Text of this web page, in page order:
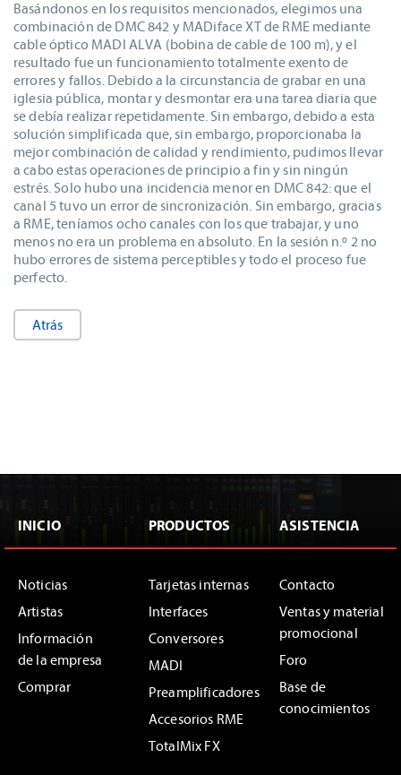
Basándonos en los requisitos mencionados, elegimos una
combinación de DMC 842 y MADiface XT de RME mediante
cable óptico MADI ALVA (bobina de cable de 100 m), y el
resultado fue un funcionamiento totalmente exento de
errores y fallos. Debido a la circunstancia de grabar en una
iglesia pública, montar y desmontar era una tarea diaria que
se debía realizar repetidamente. Sin embargo, debido a esta
solución simplificada que, sin embargo, proporcionaba la
mejor combinación de calidad y rendimiento, pudimos llevar
a cabo estas operaciones de principio a fin y sin ningún
estrés. Solo hubo una incidencia menor en DMC 842: que el
canal 5 tuvo un error de sincronización. Sin embargo, gracias
a RME, teníamos ocho canales con los que trabajar, y uno
menos no era un problema en absoluto. En la sesión n.º 2 no
hubo errores de sistema perceptibles y todo el proceso fue
perfecto.
Atrás
INICIO
Noticias
Artistas
Información
de la empresa
Comprar
PRODUCTOS
Tarjetas internas
Interfaces
Conversores
MADI
Preamplificadores
Accesorios RME
TotalMix FX
ASISTENCIA
Contacto
Ventas y material
promocional
Foro
Base de
conocimientos